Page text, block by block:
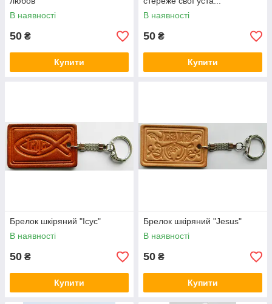
В наявності
50 ₴
Купити
В наявності
50 ₴
Купити
Брелок шкіряний "Ісус"
В наявності
50 ₴
Купити
Брелок шкіряний "Jesus"
В наявності
50 ₴
Купити